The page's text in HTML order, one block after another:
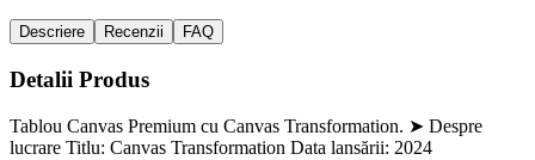
Descriere Recenzii FAQ
Detalii Produs
Tablou Canvas Premium cu Canvas Transformation. ➤ Despre
lucrare Titlu: Canvas Transformation Data lansării: 2024